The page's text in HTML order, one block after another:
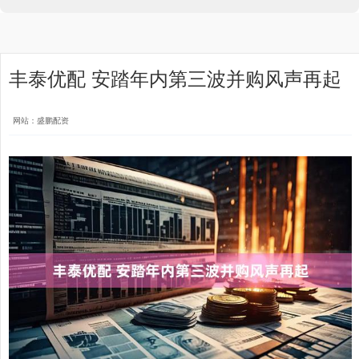
丰泰优配 安踏年内第三波并购风声再起
网站：盛鹏配资